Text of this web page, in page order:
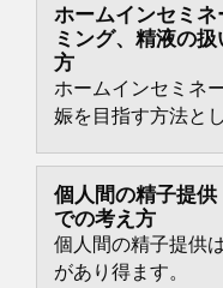
ホームインセミ
ミング、精液の
方
ホームインセミネ
娠を目指す方法と
個人間の精子提
での考え方
個人間の精子提供
があり得ます。